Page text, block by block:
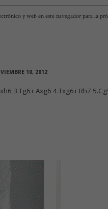
y web en este navegador para la
10, 2012
3.Tg6+ Axg6 4.Txg6+ Rh7